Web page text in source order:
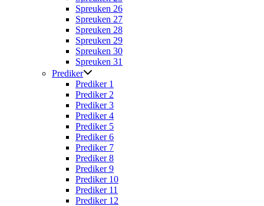
Spreuken 26
Spreuken 27
Spreuken 28
Spreuken 29
Spreuken 30
Spreuken 31
Prediker
Prediker 1
Prediker 2
Prediker 3
Prediker 4
Prediker 5
Prediker 6
Prediker 7
Prediker 8
Prediker 9
Prediker 10
Prediker 11
Prediker 12